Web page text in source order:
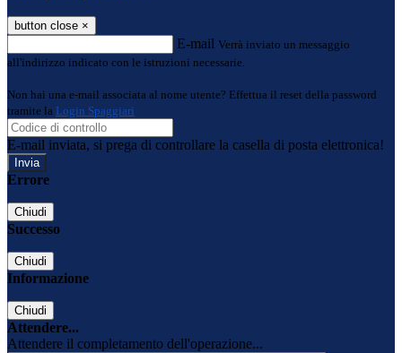
button close ×
E-mail Verrà inviato un messaggio
all'indirizzo indicato con le istruzioni necessarie.
Non hai una e-mail associata al nome utente? Effettua il reset della password
tramite la Login Spaggiari
E-mail inviata, si prega di controllare la casella di posta elettronica!
Errore
Chiudi
Successo
Chiudi
Informazione
Chiudi
Attendere...
Attendere il completamento dell'operazione...